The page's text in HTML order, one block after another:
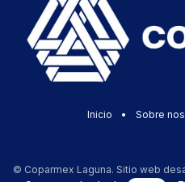
Inicio • Sobre
© Coparmex Laguna. Sitio web